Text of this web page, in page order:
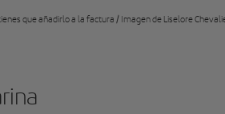
que añadirlo a la factura / Imagen de Liselore